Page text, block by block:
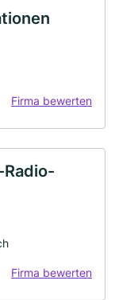
Firma bewerten
Firma bewerten